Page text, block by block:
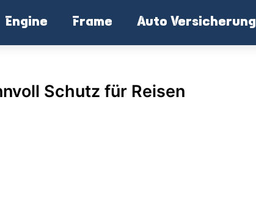
Engine Frame Auto Versicherung
Schutz für Reisen